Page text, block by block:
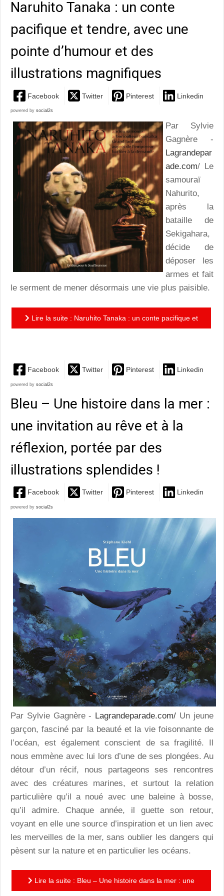
Naruhito Tanaka : un conte
pacifique et tendre, avec une
pointe d’humour et des
illustrations magnifiques
Facebook Twitter Pinterest Linkedin
powered by social2s
Par Sylvie
Gagnère -
Lagrandepar
ade.com/ Le
samouraï
Nahurito,
après la
bataille de
Sekigahara,
décide de
déposer les
armes et fait
le serment de mener désormais une vie plus paisible.
Lire la suite : Naruhito Tanaka : un conte pacifique et
Facebook Twitter Pinterest Linkedin
powered by social2s
Bleu – Une histoire dans la mer :
une invitation au rêve et à la
réflexion, portée par des
illustrations splendides !
Facebook Twitter Pinterest Linkedin
powered by social2s
Par Sylvie Gagnère - Lagrandeparade.com/ Un jeune
garçon, fasciné par la beauté et la vie foisonnante de
l’océan, est également conscient de sa fragilité. Il
nous emmène avec lui lors d’une de ses plongées. Au
détour d’un récif, nous partageons ses rencontres
avec des créatures marines, et surtout la relation
particulière qu’il a noué avec une baleine à bosse,
qu’il admire. Chaque année, il guette son retour,
voyant en elle une source d’inspiration et un lien avec
les merveilles de la mer, sans oublier les dangers qui
pèsent sur la nature et en particulier les océans.
Lire la suite : Bleu – Une histoire dans la mer : une